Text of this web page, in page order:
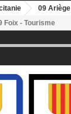
09 Ariège
Foix - Tourisme